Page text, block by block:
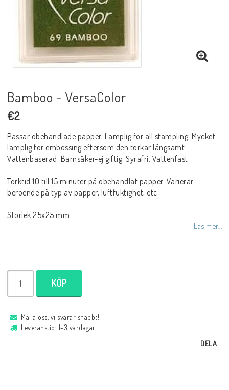
Bamboo - VersaColor
€2
Passar obehandlade papper. Lämplig för all stämpling. Mycket
lämplig för embossing eftersom den torkar långsamt.
Vattenbaserad. Barnsäker-ej giftig. Syrafri. Vattenfast.
Torktid:10 till 15 minuter på obehandlat papper. Varierar
beroende på typ av papper, luftfuktighet, etc.
Storlek 25x25 mm.
Läs mer...
KÖP
Maila oss, vi svarar snabbt!
Leveranstid: 1-3 vardagar
DELA